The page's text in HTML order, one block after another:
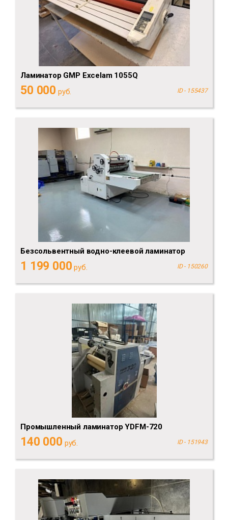
Ламинатор GMP Excelam 1055Q
50 000 руб. ID - 155437
Безсольвентный водно-клеевой ламинатор
1 199 000 руб. ID - 150260
Промышленный ламинатор YDFM-720
140 000 руб. ID - 151943